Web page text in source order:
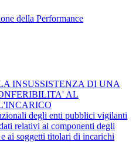
della Performance
INSUSSISTENZA DI UNA
AL
degli enti pubblici vigilanti
relativi ai componenti degli
ai soggetti titolari di incarichi